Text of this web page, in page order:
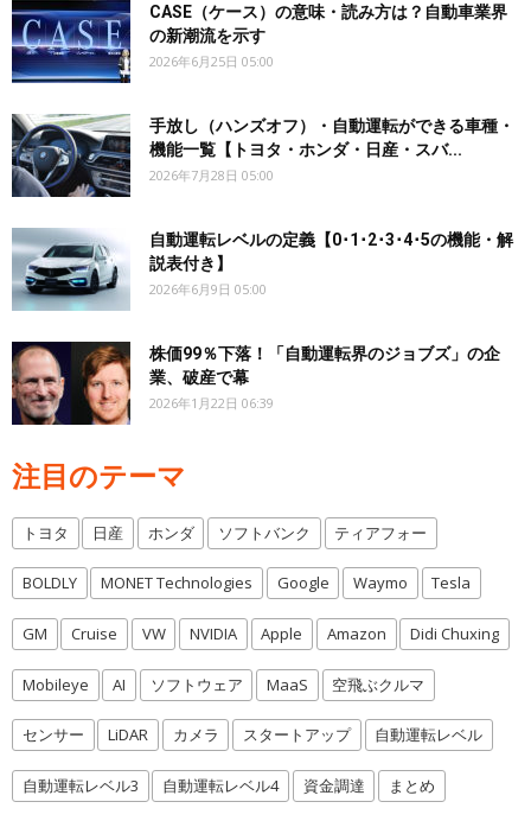
CASE（ケース）の意味・読み方は？自動車業界
の新潮流を示す
2026年6月25日 05:00
手放し（ハンズオフ）・自動運転ができる車種・
機能一覧【トヨタ・ホンダ・日産・スバ...
2026年7月28日 05:00
自動運転レベルの定義【0･1･2･3･4･5の機能・解
説表付き】
2026年6月9日 05:00
株価99％下落！「自動運転界のジョブズ」の企
業、破産で幕
2026年1月22日 06:39
注目のテーマ
トヨタ 日産 ホンダ ソフトバンク ティアフォー
BOLDLY MONET Technologies Google Waymo Tesla
GM Cruise VW NVIDIA Apple Amazon Didi Chuxing
Mobileye AI ソフトウェア MaaS 空飛ぶクルマ
センサー LiDAR カメラ スタートアップ 自動運転レベル
自動運転レベル3 自動運転レベル4 資金調達 まとめ